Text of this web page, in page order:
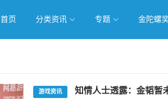
首页 分类资讯 专题 金陀螺
游戏资讯 知情人士透露：金韬暂